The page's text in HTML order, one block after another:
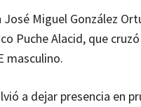
Miguel González
Puche Alacid, que
masculino.
a dejar presencia en